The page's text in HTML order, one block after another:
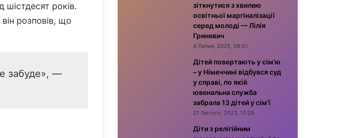
шістдесят років.
розповів, що
забуде», —
зіткнутися з хвилею
освітньої маргіналізації
серед молоді — Лілія
Гриневич
4 Липня, 2025, 08:01
Дітей повертають у сім’ю
– у Німеччині відбувся суд
у справі, по якій
ювенальна служба
забрала 13 дітей у сім’ї
21 Лютого, 2023, 17:29
Діти з релігійним